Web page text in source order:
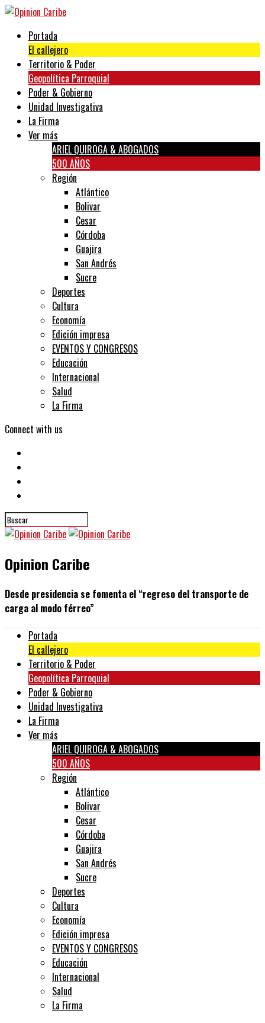
Portada
El callejero
Territorio & Poder
Geopolítica Parroquial
Poder & Gobierno
Unidad Investigativa
La Firma
Ver más
ARIEL QUIROGA & ABOGADOS
500 AÑOS
Región
Atlántico
Bolivar
Cesar
Córdoba
Guajira
San Andrés
Sucre
Deportes
Cultura
Economía
Edición impresa
EVENTOS Y CONGRESOS
Educación
Internacional
Salud
La Firma
Connect with us
Opinion Caribe
Desde presidencia se fomenta el “regreso del transporte de
carga al modo férreo”
Portada
El callejero
Territorio & Poder
Geopolítica Parroquial
Poder & Gobierno
Unidad Investigativa
La Firma
Ver más
ARIEL QUIROGA & ABOGADOS
500 AÑOS
Región
Atlántico
Bolivar
Cesar
Córdoba
Guajira
San Andrés
Sucre
Deportes
Cultura
Economía
Edición impresa
EVENTOS Y CONGRESOS
Educación
Internacional
Salud
La Firma